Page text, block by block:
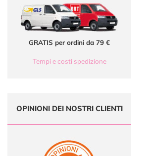
GRATIS per ordini da 79 €
Tempi e costi spedizione
OPINIONI DEI NOSTRI CLIENTI